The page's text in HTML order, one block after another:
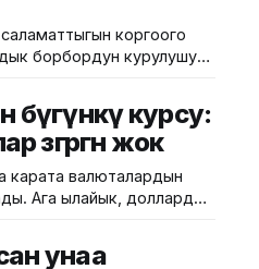
белгилеринин
коргоого
борбордун курулушу
кызматы билдирди.
Германиянын
млн евро өлчөмүндөгү
төрөттөн кийинки
курсу:
өзгөргөн жок
карата валюталардын
Ага ылайык, доллардын
Ал эми рублдин курсу
унаа